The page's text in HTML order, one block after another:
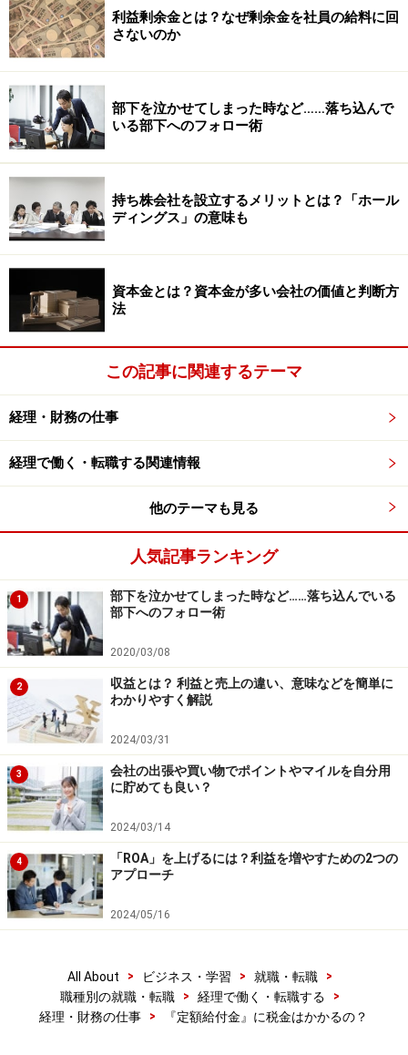
利益剰余金とは？なぜ剰余金を社員の給料に回
さないのか
部下を泣かせてしまった時など……落ち込んで
いる部下へのフォロー術
持ち株会社を設立するメリットとは？「ホール
ディングス」の意味も
資本金とは？資本金が多い会社の価値と判断方
法
この記事に関連するテーマ
経理・財務の仕事
経理で働く・転職する関連情報
他のテーマも見る
人気記事ランキング
1
部下を泣かせてしまった時など……落ち込んでいる
部下へのフォロー術
2020/03/08
2
収益とは？ 利益と売上の違い、意味などを簡単に
わかりやすく解説
2024/03/31
3
会社の出張や買い物でポイントやマイルを自分用
に貯めても良い？
2024/03/14
4
「ROA」を上げるには？利益を増やすための2つの
アプローチ
2024/05/16
All About > ビジネス・学習 > 就職・転職
>
職種別の就職・転職
> 経理で働く・転職する
>
経理・財務の仕事
> 『定額給付金』に税金はかかるの？